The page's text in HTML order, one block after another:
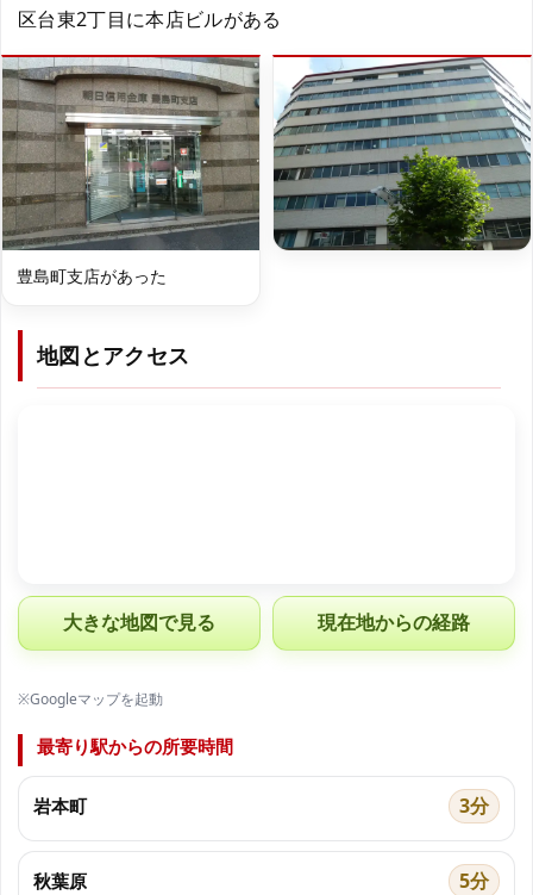
区台東2丁目に本店ビルがある
豊島町支店があった
地図とアクセス
大きな地図で見る 現在地からの経路
※Googleマップを起動
最寄り駅からの所要時間
岩本町 3分
秋葉原 5分